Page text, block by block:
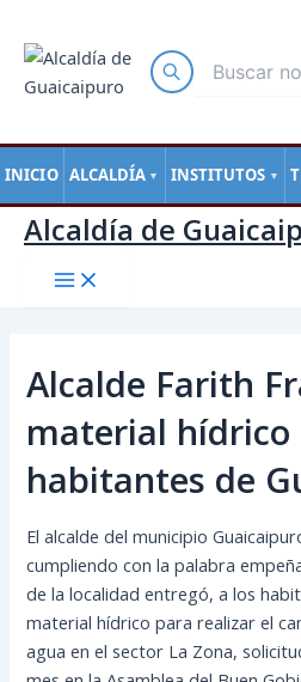
INICIO ALCALDÍA ▼ INSTITUTOS ▼
contenido
Alcaldía de
Alcalde Farith
material hídrico
habitantes de
El alcalde del municipio
cumpliendo con la palabra
de la localidad entregó, a los
material hídrico para realizar el
agua en el sector La Zona,
de
entradas